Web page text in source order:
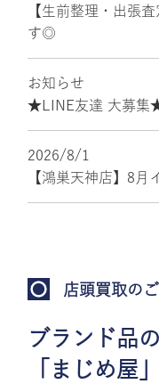
【生前整理・出張
す◎
お知らせ
★LINE友達 大募集
2026/8/1
【鴻巣天神店】8月
店頭買取の
ブランド品
「まじめ屋